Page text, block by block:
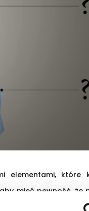
elementami, które
mieć pewność, że